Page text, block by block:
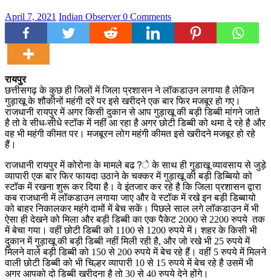
April 7, 2021 Indian Observer0 Comments
रायपुर
छत्तीसगढ़ के कुछ ही जिलों में जिला प्रशासन ने लॉकडाउन लगाया है लेकिन
गुड़ाखू के शौकीनों महंगी दरें पर इसे खरीदने एक बार फिर मजबूर हो गए।
राजधानी रायपुर में अगर किसी दुकान से आप गुड़ाखू की बड़ी डिब्बी मांगने जाते
है तो वे सीध-सीधे स्टॉक में नहीं आ रहा है अगर छोटी डिब्बी को थमा दे रहे है और
वह भी महंगी कीमत पर। मजबूरन लोग महंगी कीमत इसे खरीदने मजबूर हो रहे
हैं।
राजधानी रायपुर में कोरोना के मामले बढ?े के साथ ही गुडाखू व्यावसाय से जुड़े
व्यापारी एक बार फिर फायदा उठाने के चक्कर में गुड़ाखू की बड़ी डिब्बियो को
स्टॉक में रखना शुरू कर दिया है। वे इंतजार कर रहे है कि जिला प्रशासन द्वारा
कब राजधानी में लॉकडाउन लगाया जाए और वे स्टॉक में रखे इन बड़ी डिब्बायो
को बाहर निकालकर महंगे दामों में बेच सकें। पिछले साल लगे लॉकडाउन में भी
ऐसा ही देखने को मिला और बड़ी डिब्बी का एक पैकेट 2000 से 2200 रुपये तक
में बेचा गया। वहीं छोटी डिब्बी को 1100 से 1200 रुपये में। शहर के किसी भी
दुकान में गुड़ाखू की बड़ी डिब्बी नहीं मिली रही है, और जो रखे भी 25 रुपये में
मिलने वाले बड़ी डिब्बी को 150 से 200 रुपये में बेच रहे हैं। वहीं 5 रुपये में मिलने
वाली छोटी डिब्बी को भी चिल्हर व्यापारी 10 से 15 रुपये में बेच रहे है उसमें भी
अगर आपको दो डिब्बी खरीदना है तो 30 से 40 रुपये देने होंगे।